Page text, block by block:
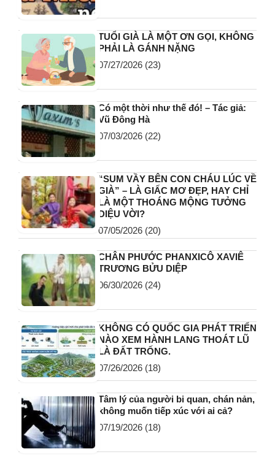
TUỔI GIÀ LÀ MỘT ƠN GỌI, KHÔNG
PHẢI LÀ GÁNH NẶNG
07/27/2026 (23)
Có một thời như thế đó! – Tác giả:
Vũ Đông Hà
07/03/2026 (22)
“SUM VẦY BÊN CON CHÁU LÚC VỀ
GIÀ” – LÀ GIẤC MƠ ĐẸP, HAY CHỈ
LÀ MỘT THOÁNG MỘNG TƯỞNG
DIỆU VỜI?
07/05/2026 (20)
CHÂN PHƯỚC PHANXICÔ XAVIÊ
TRƯƠNG BỬU DIỆP
06/30/2026 (24)
KHÔNG CÓ QUỐC GIA PHÁT TRIỂN
NÀO XEM HÀNH LANG THOÁT LŨ
LÀ ĐẤT TRỐNG.
07/26/2026 (18)
Tâm lý của người bi quan, chán nản,
không muốn tiếp xúc với ai cả?
07/19/2026 (18)